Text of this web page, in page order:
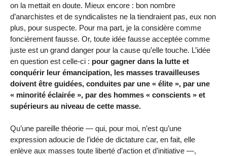
on la mettait en doute. Mieux encore : bon nombre
d’anarchistes et de syndicalistes ne la tiendraient pas, eux non
plus, pour suspecte. Pour ma part, je la considère comme
foncièrement fausse. Or, toute idée fausse acceptée comme
juste est un grand danger pour la cause qu’elle touche. L’idée
en question est celle-ci : pour gagner dans la lutte et
conquérir leur émancipation, les masses travailleuses
doivent être guidées, conduites par une « élite », par une
« minorité éclairée », par des hommes « conscients » et
supérieurs au niveau de cette masse.
Qu’une pareille théorie — qui, pour moi, n’est qu’une
expression adoucie de l’idée de dictature car, en fait, elle
enlève aux masses toute liberté d’action et d’initiative —,